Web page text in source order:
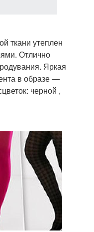
ткани утеплен
Отлично
Яркая
в образе —
черной ,